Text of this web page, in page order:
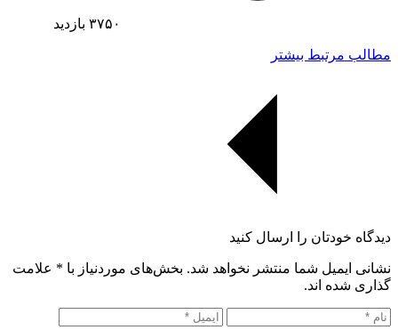
۳۷۵۰ بازدید
مطالب مرتبط بیشتر
دیدگاه خودتان را ارسال کنید
نشانی ایمیل شما منتشر نخواهد شد. بخش‌های موردنیاز با * علامت
گذاری شده اند.